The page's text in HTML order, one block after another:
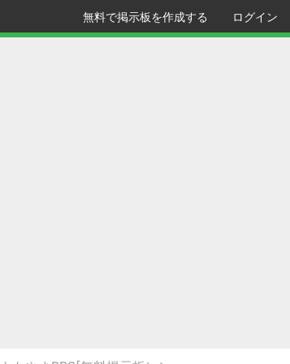
無料で掲示板を作成する ログイン